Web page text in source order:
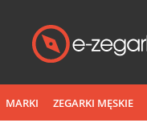
MARKI ZEGARKI MĘSKIE